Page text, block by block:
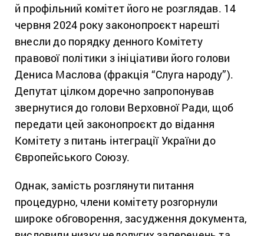
й профільний комітет його не розглядав. 14
червня 2024 року законопроєкт нарешті
внесли до порядку денного Комітету
правової політики з ініціативи його голови
Дениса Маслова (фракція “Слуга народу”).
Депутат цілком доречно запропонував
звернутися до голови Верховної Ради, щоб
передати цей законопроєкт до відання
Комітету з питань інтеграції України до
Європейського Союзу.
Однак, замість розглянути питання
процедурно, члени комітету розгорнули
широке обговорення, засудження документа,